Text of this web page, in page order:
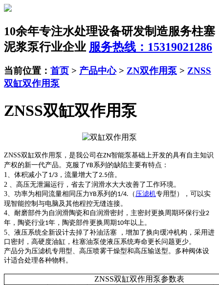
10余年专注水处理设备研发制造服务柱塞
泥浆泵行业企业 服务热线：15319021286
当前位置： 首页 > 产品中心> ZN双作用泵 > ZNSS
双缸双作用泵
ZNSS双缸双作用泵
ZNSS双缸双作用泵，是我公司在ZN智能泵基础上开发的具有自主知识
产权的新一代产品。克服了YB系列的缺陷主要有特点：
1
、体积减小了 1/3 ，流量增大了2.5倍。
2
、高压无泄漏运行，省去了润滑水大大改善了工作环境。
3 、功率为相同流量相同压力YB系列的1/4. （ 压滤机专用型），可以实
现智能控制与电脑及其他程控无缝连接。
4 、耐磨部件为自润滑陶瓷和自润滑密封，主密封更换周期环保行业2
年，陶瓷行业1年，陶瓷部件更换周期10年以上。
5 、液压系统全新设计去掉了补油活塞 ，增加了换向缓冲机构，采用进
口密封，高硬度油缸，柱塞油泵使液压系统寿命更长问题更少。
产品分为压滤机专用型、高压喷雾干燥型和高压输送型。多种阀体设
计适合处理各种物料。
ZNSS双缸双作用泵参数表